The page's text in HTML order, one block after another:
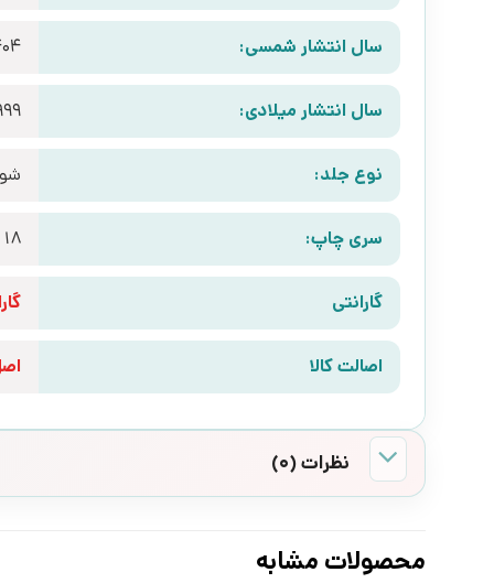
سال انتشار شمسی:
سال انتشار میلادی:
نوع جلد:
سری چاپ: 18
گارانتی گارانتی 10
اصالت کالا
نظرات (0)
محصولات مشابه